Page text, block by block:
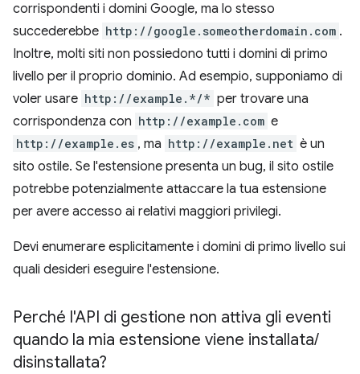
corrispondenti i domini Google, ma lo stesso
succederebbe http://google.someotherdomain.com .
Inoltre, molti siti non possiedono tutti i domini di primo
livello per il proprio dominio. Ad esempio, supponiamo di
voler usare http://example.*/* per trovare una
corrispondenza con http://example.com e
http://example.es , ma http://example.net è un
sito ostile. Se l'estensione presenta un bug, il sito ostile
potrebbe potenzialmente attaccare la tua estensione
per avere accesso ai relativi maggiori privilegi.
Devi enumerare esplicitamente i domini di primo livello sui
quali desideri eseguire l'estensione.
Perché l'API di gestione non attiva gli eventi
quando la mia estensione viene installata/
disinstallata?